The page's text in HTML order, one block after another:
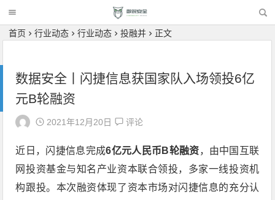
首页 行业动态 行业动态 投融并 正文
数据安全丨闪捷信息获国家队入场领投6亿
元B轮融资
2021年12月20日 评论
近日，闪捷信息完成6亿元人民币B轮融资，由中国互联
网投资基金与知名产业资本联合领投，多家一线投资机
构跟投。本次融资体现了资本市场对闪捷信息的充分认